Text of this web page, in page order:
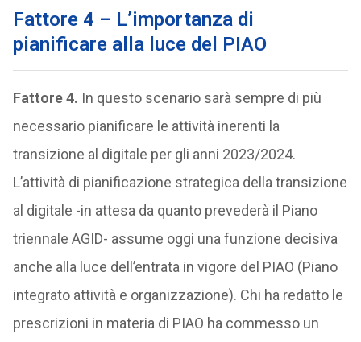
Fattore 4 – L’importanza di
pianificare alla luce del PIAO
Fattore 4. In questo scenario sarà sempre di più
necessario pianificare le attività inerenti la
transizione al digitale per gli anni 2023/2024.
L’attività di pianificazione strategica della transizione
al digitale -in attesa da quanto prevederà il Piano
triennale AGID- assume oggi una funzione decisiva
anche alla luce dell’entrata in vigore del PIAO (Piano
integrato attività e organizzazione). Chi ha redatto le
prescrizioni in materia di PIAO ha commesso un